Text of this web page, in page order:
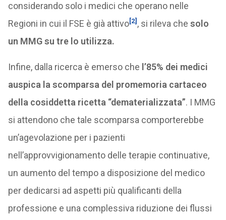
considerando solo i medici che operano nelle
Regioni in cui il FSE è già attivo[2] , si rileva che solo
un MMG su tre lo utilizza.
Infine, dalla ricerca è emerso che l’85% dei medici
auspica la scomparsa del promemoria cartaceo
della cosiddetta ricetta “dematerializzata”. I MMG
si attendono che tale scomparsa comporterebbe
un’agevolazione per i pazienti
nell’approvvigionamento delle terapie continuative,
un aumento del tempo a disposizione del medico
per dedicarsi ad aspetti più qualificanti della
professione e una complessiva riduzione dei flussi